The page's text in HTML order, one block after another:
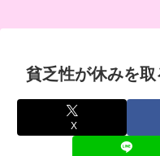
貧乏性が休みを
X